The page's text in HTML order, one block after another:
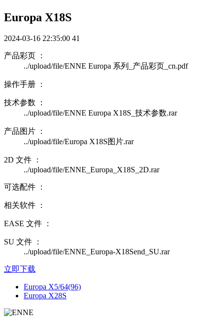
Europa X18S
2024-03-16 22:35:00 41
产品彩页 ：
../upload/file/ENNE Europa 系列_产品彩页_cn.pdf
操作手册 ：
技术参数 ：
../upload/file/ENNE Europa X18S_技术参数.rar
产品图片 ：
../upload/file/Europa X18S图片.rar
2D 文件 ：
../upload/file/ENNE_Europa_X18S_2D.rar
可选配件 ：
相关软件 ：
EASE 文件 ：
SU 文件 ：
../upload/file/ENNE_Europa-X18Send_SU.rar
立即下载
Europa X5/64(96)
Europa X28S